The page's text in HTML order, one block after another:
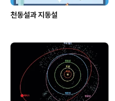
천동설과 지동설